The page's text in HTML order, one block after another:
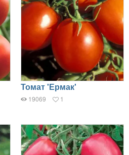
Томат 'Ермак'
19069 1